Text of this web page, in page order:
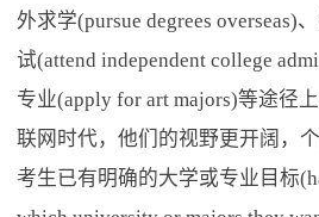
外求学(pursue degrees overseas)
试(attend independent college
专业(apply for art majors)等途径
联网时代，他们的视野更开阔，
考生已有明确的大学或专业目标